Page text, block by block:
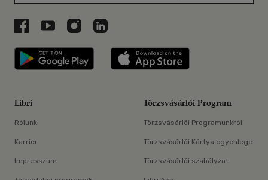
Libri a Facebookon
Libri a Youtube-on
Libri az Instagramon
Libri a LinkedInen
Libri applikáció Szerezd meg: Google
Libri
Rólunk
Karrier
Impresszum
Törzsvásárlói Program
Törzsvásárlói Programunkról
Törzsvásárlói Kártya egyenlege
Törzsvásárlói szabályzat